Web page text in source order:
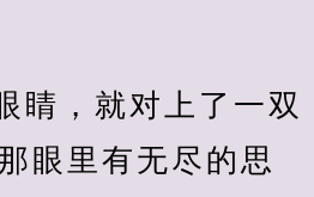
睛，就对上了一双
眼里有无尽的思